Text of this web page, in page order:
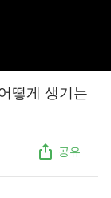
떻게 생기는
공유